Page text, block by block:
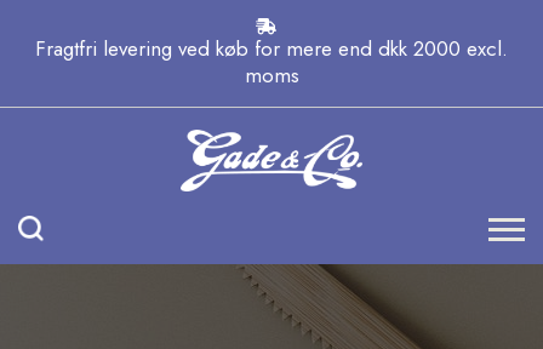
Fragtfri levering ved køb for mere end dkk 2000 excl.
moms